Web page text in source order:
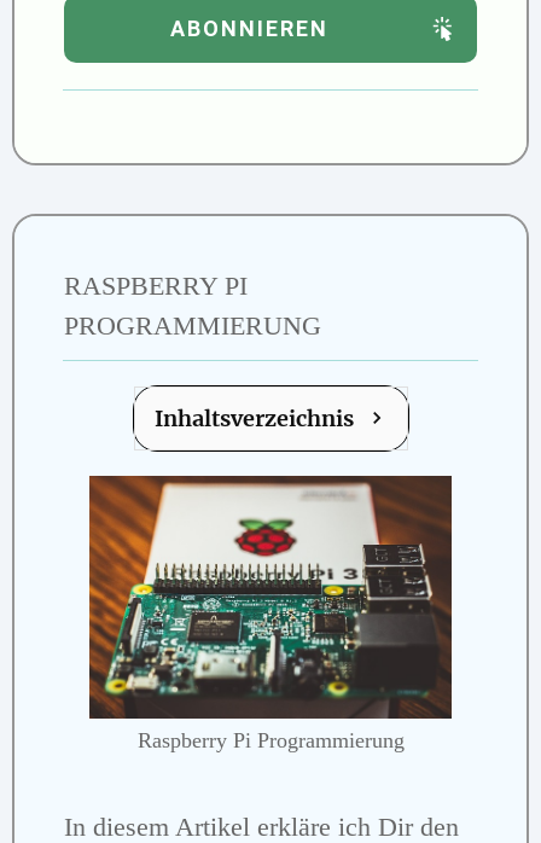
ABONNIEREN
RASPBERRY PI
PROGRAMMIERUNG
Inhaltsverzeichnis
Raspberry Pi Programmierung
In diesem Artikel erkläre ich Dir den